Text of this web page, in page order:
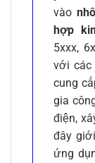
vào
hợp
5xxx,
với các
cung
gia
điện,
đây
ứng